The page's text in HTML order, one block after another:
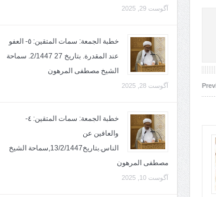
آگوست 29, 2025
خطبة الجمعة: سمات المتقين: ٥- العفو
عند المقدرة. بتاريخ 27 2/1447. سماحة
الشيخ مصطفى المرهون
آگوست 28, 2025
خطبة الجمعة: سمات المتقين: ٤-
والعافين عن
الناس.بتاريخ13/2/1447,سماحة الشيخ
مصطفى المرهون
آگوست 10, 2025